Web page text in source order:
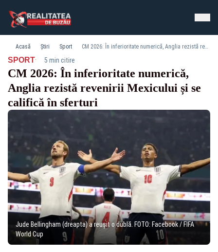
Acasă Știri Sport CM 2026: În inferioritate numerică, Anglia rezistă revenirii Mexicului și se califică în sferturi
SPORT· 5 min citire
CM 2026: În inferioritate numerică,
Anglia rezistă revenirii Mexicului și se
califică în sferturi
Jude Bellingham (dreapta) a reușit o dublă. FOTO: Facebook / FIFA
World Cup